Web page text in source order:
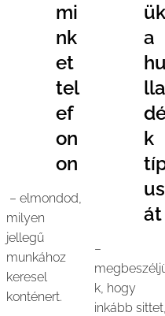
mi
nk
et
tel
ef
on
on
– elmondod,
milyen
jellegű
munkához
keresel
konténert.
ük
a
hu
lla
k
us
át
–
k, hogy
inkább sittet,